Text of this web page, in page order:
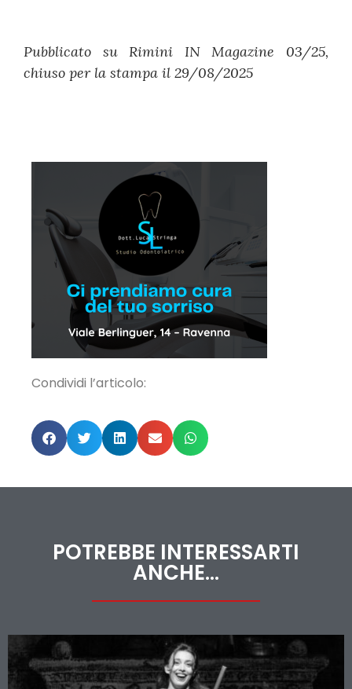
Pubblicato su Rimini IN Magazine 03/25,
chiuso per la stampa il 29/08/2025
Condividi l’articolo:
POTREBBE INTERESSARTI
ANCHE...